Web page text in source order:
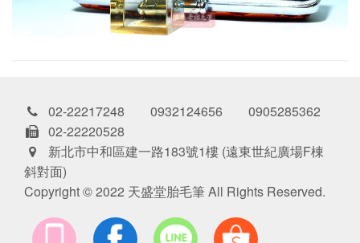
02-22217248 0932124656 0905285362
02-22220528
新北市中和區建一路183號1樓 (遠東世紀廣場F棟
斜對面)
Copyright © 2022 天盛堂胎毛筆 All Rights Reserved.